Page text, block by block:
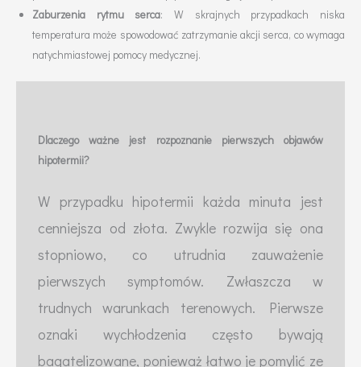
Zaburzenia rytmu serca: W skrajnych przypadkach niska
temperatura może spowodować zatrzymanie akcji serca, co wymaga
natychmiastowej pomocy medycznej.
Dlaczego ważne jest rozpoznanie pierwszych objawów
hipotermii?
W przypadku hipotermii każda minuta jest
cenniejsza od złota. Zwykle rozwija się ona
stopniowo, co utrudnia zauważenie
pierwszych symptomów. Zwłaszcza w
trudnych warunkach terenowych. Pierwsze
oznaki wychłodzenia często bywają
bagatelizowane, ponieważ łatwo je pomylić ze